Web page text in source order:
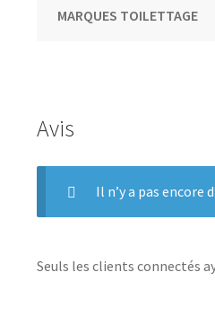
MARQUES TOILETTAGE
Avis
Il n’y a pas encore
Seuls les clients connectés